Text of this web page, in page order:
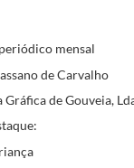
mensal
de Carvalho
de Gouveia,